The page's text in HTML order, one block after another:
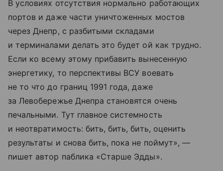
В условиях отсутствия нормально работающих
портов и даже части уничтоженных мостов
через Днепр, с разбитыми складами
и терминалами делать это будет ой как трудно.
Если ко всему этому прибавить вынесенную
энергетику, то перспективы ВСУ воевать
не то что до границ 1991 года, даже
за Левобережье Днепра становятся очень
печальными. Тут главное системность
и неотвратимость: бить, бить, бить, оценить
результаты и снова бить, пока не поймут», —
пишет автор паблика «Старше Эдды».